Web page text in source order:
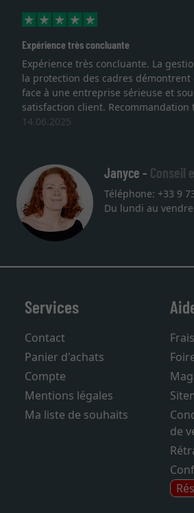
Expérience très concluante
Expérience très concluante. La
la protection des cadres démontrent
face à une entreprise sérieuse et
satisfaction client. Recommandation
14.06.2025
Janyce - Conseil
Téléphone: +33 9
Du lundi au
Services
Contact
Panier d'achats
Compte
Mentions légales
Ma liste de souhaits
de